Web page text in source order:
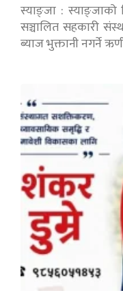
स्याङ्जा : स्याङ्जाको
सञ्चालित सहकारी
ब्याज भुक्तानी नगर्ने